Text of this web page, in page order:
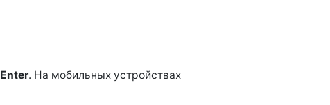
Enter. На мобильных устройствах